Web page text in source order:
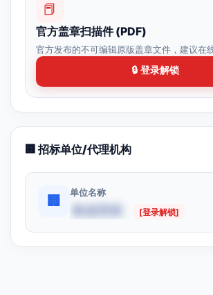
📕
官方盖章扫描件 (PDF)
官方发布的不可编辑原版盖章文件，建议在
🔒 登录解锁
🏢 招标单位/代理机构
🏢
单位名称
[登录解锁]